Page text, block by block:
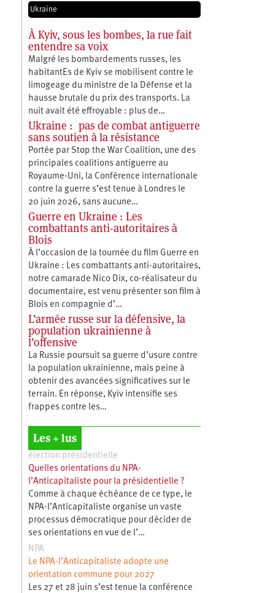
Ukraine
À Kyiv, sous les bombes, la rue fait
entendre sa voix
Malgré les bombardements russes, les
habitantEs de Kyiv se mobilisent contre le
limogeage du ministre de la Défense et la
hausse brutale du prix des transports. La
nuit avait été effroyable : plus de…
Ukraine : pas de combat antiguerre
sans soutien à la résistance
Portée par Stop the War Coalition, une des
principales coalitions antiguerre au
Royaume-Uni, la Conférence internationale
contre la guerre s’est tenue à Londres le
20 juin 2026, sans aucune…
Guerre en Ukraine : Les
combattants anti-autoritaires à
Blois
À l’occasion de la tournée du film Guerre en
Ukraine : Les combattants anti-autoritaires,
notre camarade Nico Dix, co-réalisateur du
documentaire, est venu présenter son film à
Blois en compagnie d’…
L’armée russe sur la défensive, la
population ukrainienne à
l’offensive
La Russie poursuit sa guerre d’usure contre
la population ukrainienne, mais peine à
obtenir des avancées significatives sur le
terrain. En réponse, Kyiv intensifie ses
frappes contre les…
Les + lus
élection présidentielle
Quelles orientations du NPA-
l’Anticapitaliste pour la présidentielle ?
Comme à chaque échéance de ce type, le
NPA-l’Anticapitaliste organise un vaste
processus démocratique pour décider de
ses orientations en vue de l’…
NPA
Le NPA-l’Anticapitaliste adopte une
orientation commune pour 2027
Les 27 et 28 juin s’est tenue la conférence